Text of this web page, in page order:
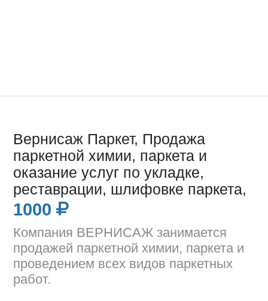
Вернисаж Паркет, Продажа
паркетной химии, паркета и
оказание услуг по укладке,
реставрации, шлифовке паркета,
1000
Компания ВЕРНИСАЖ занимается
продажей паркетной химии, паркета и
проведением всех видов паркетных
работ.